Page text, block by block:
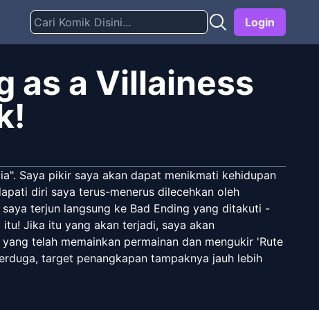
Login
as a Villainess
Saya pikir saya akan dapat menikmati kehidupan
diri saya terus-menerus dilecehkan oleh
terjun langsung ke Bad Ending yang ditakuti -
Jika itu yang akan terjadi, saya akan
telah memainkan permainan dan mengukir 'Rute
target penangkapan tampaknya jauh lebih